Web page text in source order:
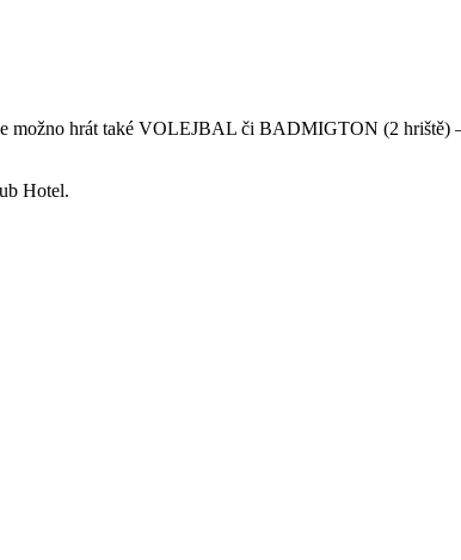
možno hrát také VOLEJBAL či BADMIGTON (2 hriště)
Hotel.